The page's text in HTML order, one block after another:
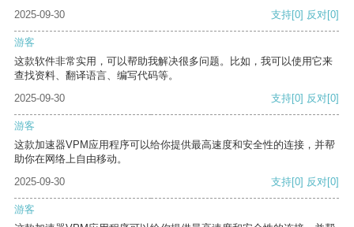
2025-09-30 支持[0] 反对[0]
游客
这款软件非常实用，可以帮助我解决很多问题。比如，我可以使用它来
查找资料、翻译语言、编写代码等。
2025-09-30
支持[0] 反对[0]
游客
这款加速器VPM应用程序可以给你提供最高速度和安全性的连接，并帮
助你在网络上自由移动。
2025-09-30
支持[0] 反对[0]
游客